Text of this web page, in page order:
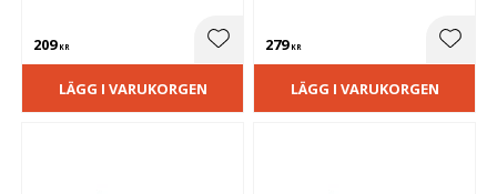
209KR Lägg till i favoriter
LÄGG I VARUKORGEN
279KR
LÄGG I VARUKORGEN